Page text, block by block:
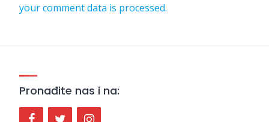
your comment data is processed.
Pronađite nas i na: